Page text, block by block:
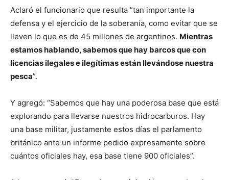
Aclaró el funcionario que resulta ”tan importante la
defensa y el ejercicio de la soberanía, como evitar que se
lleven lo que es de 45 millones de argentinos. Mientras
estamos hablando, sabemos que hay barcos que con
licencias ilegales e ilegítimas están llevándose nuestra
pesca”.
Y agregó: “Sabemos que hay una poderosa base que está
explorando para llevarse nuestros hidrocarburos. Hay
una base militar, justamente estos días el parlamento
británico ante un informe pedido expresamente sobre
cuántos oficiales hay, esa base tiene 900 oficiales”.